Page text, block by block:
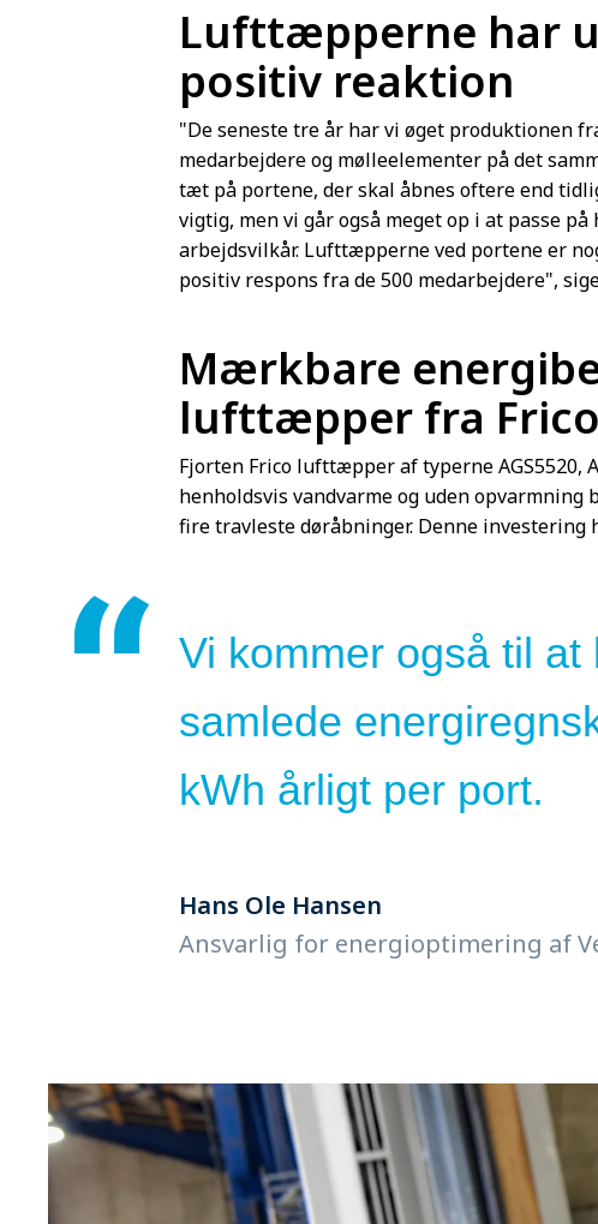
Lufttæpperne har
positiv reaktion
"De seneste tre år har vi øget produktionen
medarbejdere og mølleelementer på det
tæt på portene, der skal åbnes oftere end
vigtig, men vi går også meget op i at passe
arbejdsvilkår. Lufttæpperne ved portene er
positiv respons fra de 500 medarbejdere",
Mærkbare
lufttæpper fra Frico
Fjorten Frico lufttæpper af typerne AGS5520,
henholdsvis vandvarme og uden
fire travleste døråbninger. Denne
Vi kommer også til
samlede
kWh årligt per port.
Hans Ole Hansen
Ansvarlig for energioptimering af